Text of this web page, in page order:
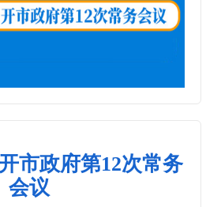
市政府第12次常务
会议